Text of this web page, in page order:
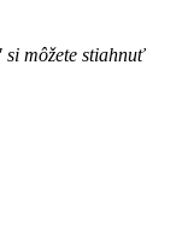
môžete stiahnuť